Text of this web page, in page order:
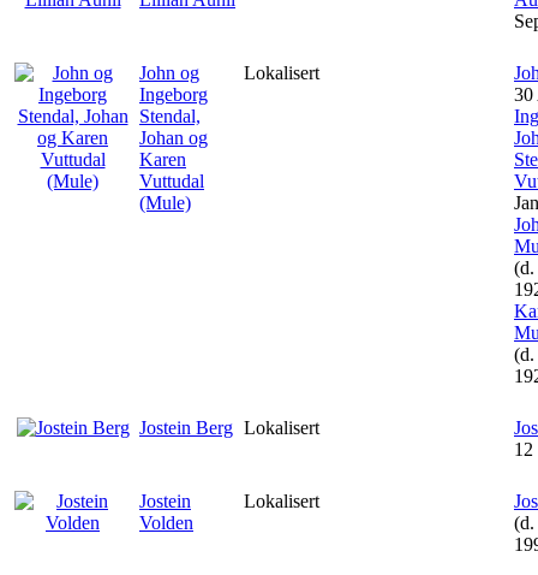
John og
Ingeborg
Stendal,
Johan og
Karen
Vuttudal
(Mule)
Lokalisert
30
Jostein Berg Lokalisert
12
Jostein
Volden
Lokalisert